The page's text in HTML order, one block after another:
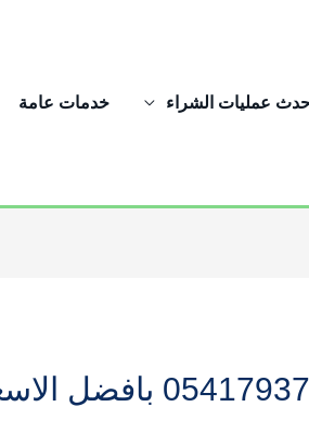
عمليات الشراء خدمات عامة